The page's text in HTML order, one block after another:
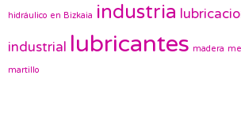
hidráulico en Bizkaia industria
industrial lubricantes madera
martillo